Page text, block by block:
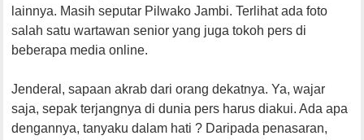
lainnya. Masih seputar Pilwako Jambi. Terlihat ada foto
salah satu wartawan senior yang juga tokoh pers di
beberapa media online.
Jenderal, sapaan akrab dari orang dekatnya. Ya, wajar
saja, sepak terjangnya di dunia pers harus diakui. Ada apa
dengannya, tanyaku dalam hati ? Daripada penasaran,